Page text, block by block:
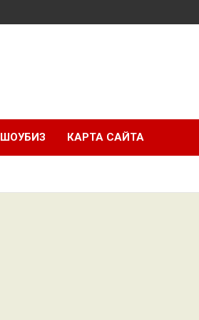
ШОУБИЗ КАРТА САЙТА